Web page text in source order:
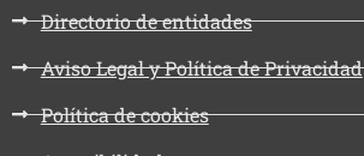
Directorio de entidades
Aviso Legal y Política de Privacidad
Política de cookies